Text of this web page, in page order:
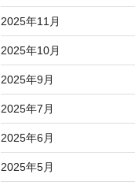
2025年11月
2025年10月
2025年9月
2025年7月
2025年6月
2025年5月